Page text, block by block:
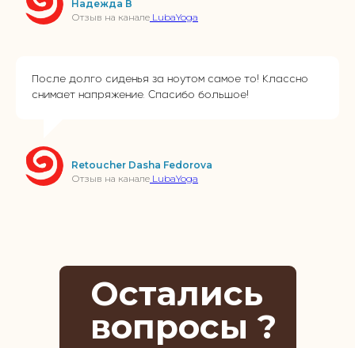
Надежда В
Отзыв на канале LubaYoga
После долго сиденья за ноутом самое то! Классно
снимает напряжение. Спасибо большое!
Retoucher Dasha Fedorova
Отзыв на канале LubaYoga
Остались
вопросы ?